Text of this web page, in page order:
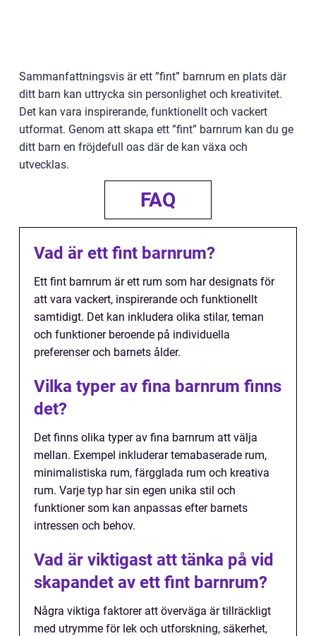
Sammanfattningsvis är ett ”fint” barnrum en plats där
ditt barn kan uttrycka sin personlighet och kreativitet.
Det kan vara inspirerande, funktionellt och vackert
utformat. Genom att skapa ett ”fint” barnrum kan du ge
ditt barn en fröjdefull oas där de kan växa och
utvecklas.
FAQ
Vad är ett fint barnrum?
Ett fint barnrum är ett rum som har designats för
att vara vackert, inspirerande och funktionellt
samtidigt. Det kan inkludera olika stilar, teman
och funktioner beroende på individuella
preferenser och barnets ålder.
Vilka typer av fina barnrum finns
det?
Det finns olika typer av fina barnrum att välja
mellan. Exempel inkluderar temabaserade rum,
minimalistiska rum, färgglada rum och kreativa
rum. Varje typ har sin egen unika stil och
funktioner som kan anpassas efter barnets
intressen och behov.
Vad är viktigast att tänka på vid
skapandet av ett fint barnrum?
Några viktiga faktorer att överväga är tillräckligt
med utrymme för lek och utforskning, säkerhet,